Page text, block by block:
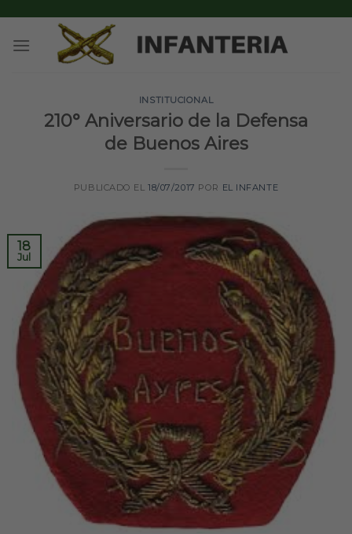
content
INSTITUCIONAL
210° Aniversario de la Defensa
de Buenos Aires
PUBLICADO EL18/07/2017 POR EL INFANTE
18
Jul